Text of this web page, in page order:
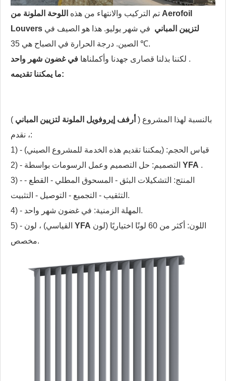
تم التركيب والانتهاء من هذه اللوحة الملونة من Aerofoil
Louvers لتزيين المباني في شهر يوليو. هذا هو الصيف في
الصين. درجة الحرارة في الصباح هي 35 ℃.
لكننا بذلنا قصارى جهدنا وأكملناها في غضون شهر واحد
.
ما يمكننا تقديمه:
بالنسبة لهذا المشروع ( أرفف إيروفويل الملونة لتزيين المباني )
، نقدم:
1) - قياس الحجم: (يمكننا تقديم هذه الخدمة للمشروع الصيني)
YFA .
3) - المنتج: التشكيلات البثق - المسحوق المطلي - القطع -
التثقيب - التجميع - التوصيل - التثبيت.
4) - المهلة الزمنية: في غضون شهر واحد.
5) - اللون: أكثر من 60 لونًا اختياريًا (لون
YFA القياسي) ، لون
مخصص.